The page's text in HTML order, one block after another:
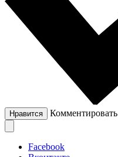
Нравится Комментировать
Facebook